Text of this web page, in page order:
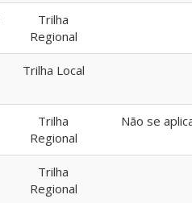
Trilha
Regional
Trilha Local
Trilha
Regional
Não se
Trilha
Regional